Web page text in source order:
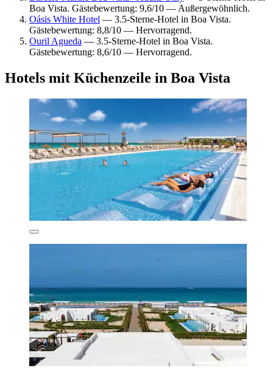
Boa Vista. Gästebewertung: 9,6/10 — Außergewöhnlich.
Oásis White Hotel — 3.5-Sterne-Hotel in Boa Vista.
Gästebewertung: 8,8/10 — Hervorragend.
Ouril Agueda — 3.5-Sterne-Hotel in Boa Vista.
Gästebewertung: 8,6/10 — Hervorragend.
Hotels mit Küchenzeile in Boa Vista